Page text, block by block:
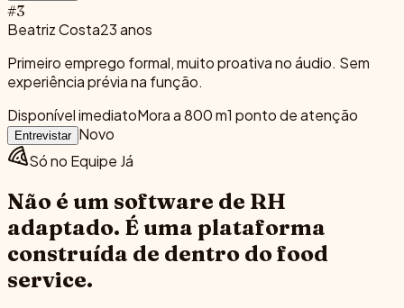
#3
Beatriz Costa23anos
Primeiro emprego formal, muito proativa no áudio. Sem
experiência prévia na função.
Disponível imediatoMora a 800 m1 pontode atenção
Entrevistar Novo
Só no Equipe Já
Não é um software de RH
adaptado. É uma plataforma
construída de dentro do food
service.